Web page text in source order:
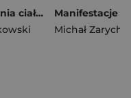
Remontownia ciał i dusz. Domy wczasowe i sanatoria w PRL-u
Michał